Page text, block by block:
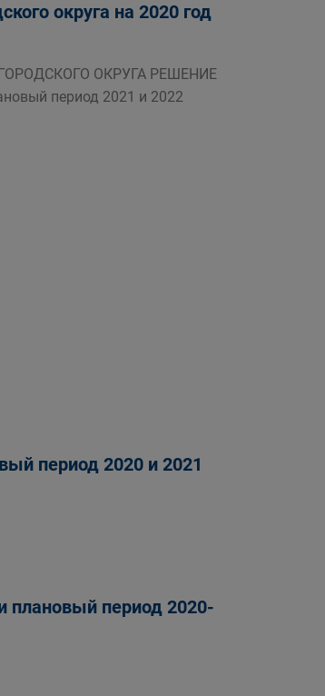
округа на 2020 год
ОКРУГА РЕШЕНИЕ
период 2021 и 2022
период 2020 и 2021
плановый период 2020-